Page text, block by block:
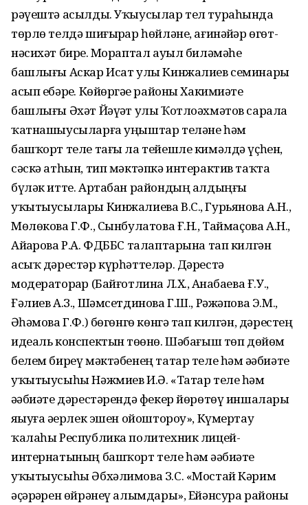
рәүештә асылды. Уҡыусылар тел тураһында
төрлө телдә шиғырҙар һөйләне, ағинәйҙәр өгөт-
нәсихәт бирҙе. Мораптал ауыл биләмәһе
башлығы Аскар Исат улы Кинжалиев семинарҙы
асып ебәрҙе. Көйөргәҙе районы Хакимиәте
башлығы Әхәт Йәүҙәт улы Ҡотлоәхмәтов сарала
ҡатнашыусыларға уңыштар теләне һәм
башҡорт теле тағы ла тейешле кимәлдә үҫһен,
сәскә атһын, тип мәктәпкә интерактив таҡта
бүләк итте. Артабан райондың алдыңғы
уҡытыусылары Кинжалиева В.С., Гурьянова А.Н.,
Мөлөкова Г.Ф., Сынбулатова Ғ.Н., Таймаҫова А.Н.,
Айҙарова Р.А. ФДББС талаптарына тап килгән
асыҡ дәрестәр күрһәттеләр. Дәрестә
модераторҙар (Байғотлина Л.Х., Аҙнабаева Ғ.У.,
Ғәлиев А.З., Шәмсетдинова Г.Ш., Рәжәпова Э.М.,
Әҙһәмова Г.Ф.) бөгөнгө көнгә тап килгән, дәрестең
идеаль конспектын төҙөнө. Шәбағыш төп дөйөм
белем биреү мәктәбенең татар теле һәм әҙәбиәте
уҡытыусыһы Нәжмиев И.Ә. «Татар теле һәм
әҙәбиәте дәрестәрендә фекер йөрөтөү иншалары
яҙыуға әҙерлек эшен ойоштороу», Күмертау
ҡалаһы Республика политехник лицей-
интернатының башҡорт теле һәм әҙәбиәте
уҡытыусыһы Әбхәлимова З.С. «Мостай Кәрим
әҫәрҙәрен өйрәнеү алымдары», Ейәнсура районы